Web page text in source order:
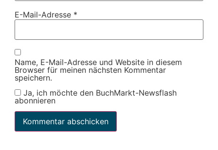
E-Mail-Adresse *
Name, E-Mail-Adresse und Website in diesem
Browser für meinen nächsten Kommentar
speichern.
Ja, ich möchte den BuchMarkt-Newsflash
abonnieren